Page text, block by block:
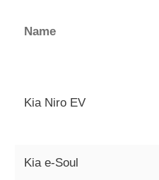
Name
Kia Niro EV
Kia e-Soul